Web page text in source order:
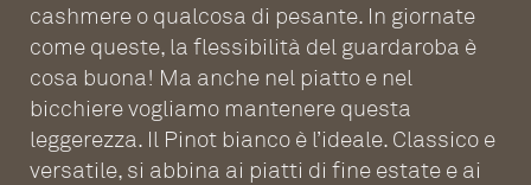
cashmere o qualcosa di pesante. In giornate
come queste, la flessibilità del guardaroba è
cosa buona! Ma anche nel piatto e nel
bicchiere vogliamo mantenere questa
leggerezza. Il Pinot bianco è l’ideale. Classico e
versatile, si abbina ai piatti di fine estate e ai